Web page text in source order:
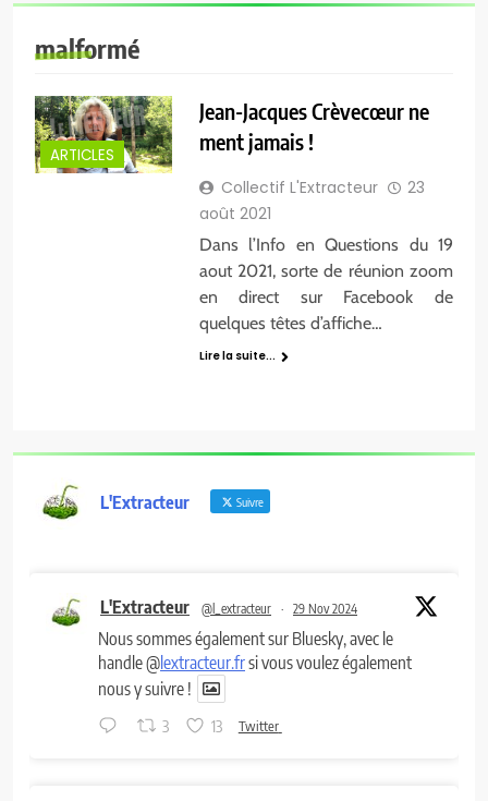
malformé
ARTICLES
Jean-Jacques Crèvecœur ne
ment jamais !
Collectif L'Extracteur
23
août 2021
Dans l’Info en Questions du 19
aout 2021, sorte de réunion zoom
en direct sur Facebook de
quelques têtes d’affiche…
Lire la suite...
L'Extracteur Suivre
L'Extracteur @l_extracteur · 29 Nov 2024
Nous sommes également sur Bluesky, avec le
handle @lextracteur.frsi vous voulez également
nous y suivre !
3 13 Twitter